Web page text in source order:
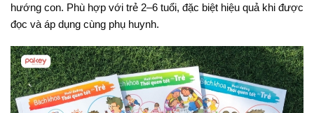
hướng con. Phù hợp với trẻ 2–6 tuổi, đặc biệt hiệu quả khi được
đọc và áp dụng cùng phụ huynh.